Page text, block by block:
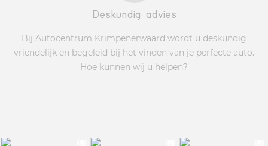
Deskundig advies
Bij Autocentrum Krimpenerwaard wordt u deskundig
vriendelijk en begeleid bij het vinden van je perfecte auto.
Hoe kunnen wij u helpen?